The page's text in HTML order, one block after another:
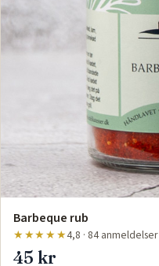
Barbeque rub
★★★★★4,8 · 84 anmeldelser
45 kr